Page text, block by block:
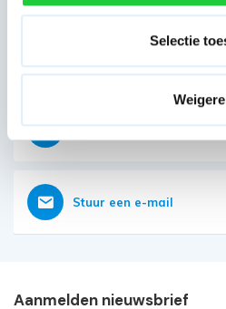
Selectie
Onze klantenservice is vanaf
Vraag nu direct een
Stuur een e-mail
Aanmelden nieuwsbrief